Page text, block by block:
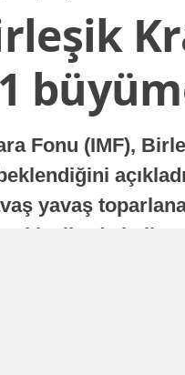
Fonu (IMF),
yavaş
yıllarda